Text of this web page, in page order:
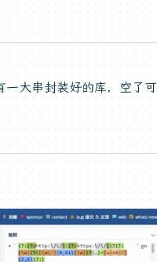
大串封装好的库，空了可